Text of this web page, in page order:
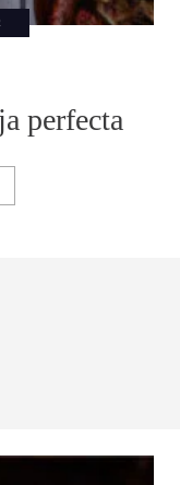
perfecta